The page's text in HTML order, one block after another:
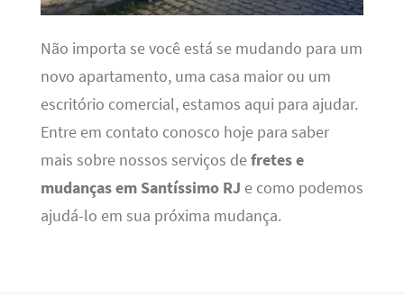
Não importa se você está se mudando para um
novo apartamento, uma casa maior ou um
escritório comercial, estamos aqui para ajudar.
Entre em contato conosco hoje para saber
mais sobre nossos serviços defretes e
mudanças em Santíssimo RJ e como podemos
ajudá-lo em sua próxima mudança.